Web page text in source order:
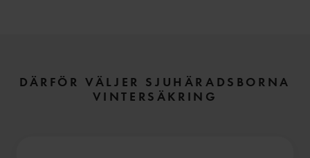
DÄRFÖR VÄLJER SJUHÄRADSBORNA
VINTERSÄKRING